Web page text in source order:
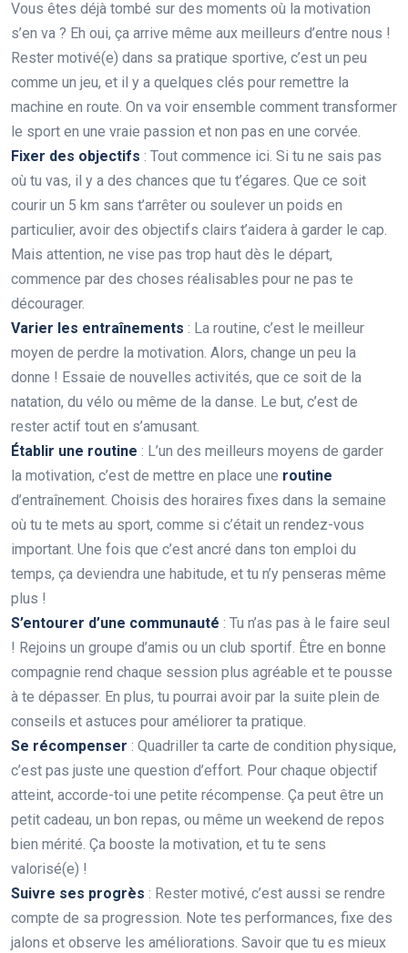
Vous êtes déjà tombé sur des moments où la motivation
s’en va ? Eh oui, ça arrive même aux meilleurs d’entre nous !
Rester motivé(e) dans sa pratique sportive, c’est un peu
comme un jeu, et il y a quelques clés pour remettre la
machine en route. On va voir ensemble comment transformer
le sport en une vraie passion et non pas en une corvée.
Fixer des objectifs : Tout commence ici. Si tu ne sais pas
où tu vas, il y a des chances que tu t’égares. Que ce soit
courir un 5 km sans t’arrêter ou soulever un poids en
particulier, avoir des objectifs clairs t’aidera à garder le cap.
Mais attention, ne vise pas trop haut dès le départ,
commence par des choses réalisables pour ne pas te
décourager.
Varier les entraînements : La routine, c’est le meilleur
moyen de perdre la motivation. Alors, change un peu la
donne ! Essaie de nouvelles activités, que ce soit de la
natation, du vélo ou même de la danse. Le but, c’est de
rester actif tout en s’amusant.
Établir une routine : L’un des meilleurs moyens de garder
la motivation, c’est de mettre en place une routine
d’entraînement. Choisis des horaires fixes dans la semaine
où tu te mets au sport, comme si c’était un rendez-vous
important. Une fois que c’est ancré dans ton emploi du
temps, ça deviendra une habitude, et tu n’y penseras même
plus !
S’entourer d’une communauté : Tu n’as pas à le faire seul
! Rejoins un groupe d’amis ou un club sportif. Être en bonne
compagnie rend chaque session plus agréable et te pousse
à te dépasser. En plus, tu pourrai avoir par la suite plein de
conseils et astuces pour améliorer ta pratique.
Se récompenser : Quadriller ta carte de condition physique,
c’est pas juste une question d’effort. Pour chaque objectif
atteint, accorde-toi une petite récompense. Ça peut être un
petit cadeau, un bon repas, ou même un weekend de repos
bien mérité. Ça booste la motivation, et tu te sens
valorisé(e) !
Suivre ses progrès : Rester motivé, c’est aussi se rendre
compte de sa progression. Note tes performances, fixe des
jalons et observe les améliorations. Savoir que tu es mieux